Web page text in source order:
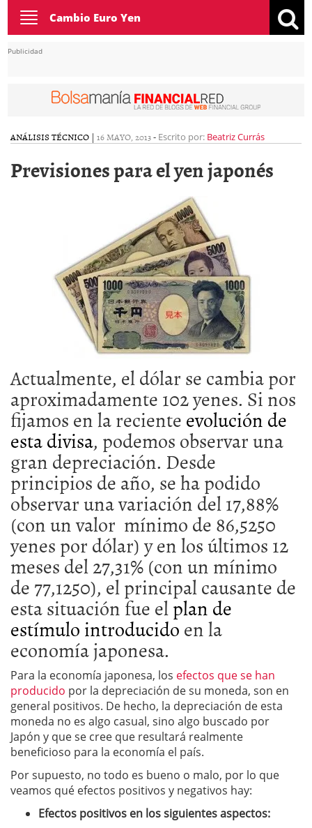
Toggle
navigation
Cambio Euro Yen
Publicidad
ANÁLISIS TÉCNICO | 16 MAYO, 2013- Escrito por: Beatriz Currás
Previsiones para el yen japonés
Actualmente, el dólar se cambia por
aproximadamente 102 yenes. Si nos
fijamos en la recienteevolución de
esta divisa, podemos observar una
gran depreciación. Desde
principios de año, se ha podido
observar una variación del 17,88%
(con un valor mínimo de 86,5250
yenes por dólar) y en los últimos 12
meses del 27,31% (con un mínimo
de 77,1250), el principal causante de
esta situación fue elplan de
estímulo introducidoen la
economía japonesa.
Para la economía japonesa, los efectos que se han
producido por la depreciación de su moneda, son en
general positivos. De hecho, la depreciación de esta
moneda no es algo casual, sino algo buscado por
Japón y que se cree que resultará realmente
beneficioso para la economía el país.
Por supuesto, no todo es bueno o malo, por lo que
veamos qué efectos positivos y negativos hay:
Efectos positivos en los siguientes aspectos: